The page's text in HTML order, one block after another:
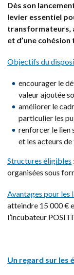
Dès son
levier essentiel
transformateurs,
et d’une
Objectifs du
encourager le
valeur ajoutée
améliorer le
particulier les
renforcer le lien
et les acteurs
Structures éligibles
organisées sous
Avantages pour les
atteindre 15 000 €
l’incubateur
Un regard sur les